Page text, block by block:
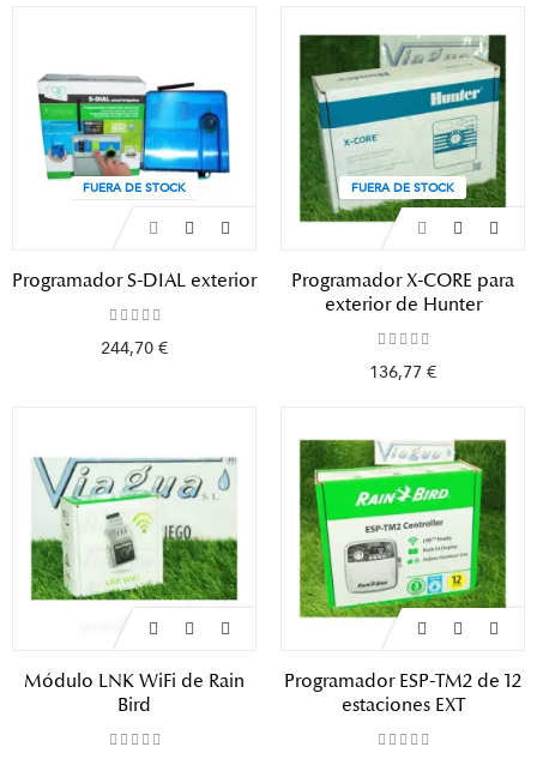
FUERA DE STOCK
Programador S-DIAL exterior
244,70 €
FUERA DE STOCK
Programador X-CORE para
exterior de Hunter
136,77 €
Módulo LNK WiFi de Rain
Bird
Programador ESP-TM2 de 12
estaciones EXT